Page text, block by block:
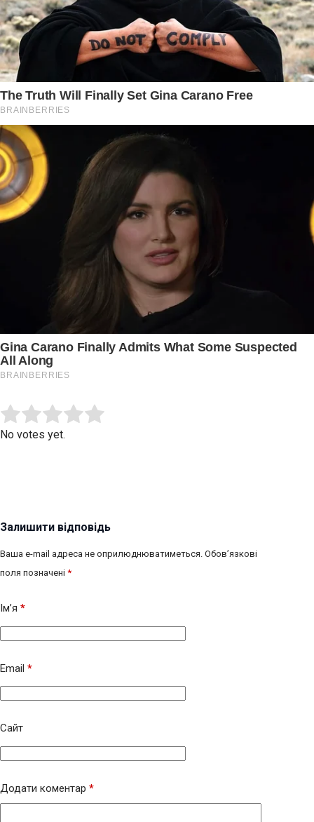
Rate this item:
No votes yet.
Залишити відповідь
Ваша e-mail адреса не оприлюднюватиметься. Обов’язкові
поля позначені *
Ім’я *
Email *
Сайт
Додати коментар *